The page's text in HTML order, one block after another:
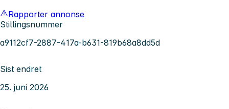
Rapporter annonse
Stillingsnummer
a9112cf7-2887-417a-b631-819b68a8dd5d
Sist endret
25. juni 2026